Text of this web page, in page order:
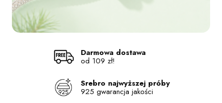
Darmowa dostawa
od 109 zł!
Srebro najwyższej próby
925 gwarancja jakości